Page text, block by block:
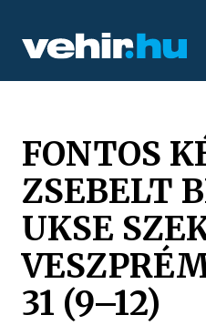
FONTOS
ZSEBELT
UKSE
31 (9–12)